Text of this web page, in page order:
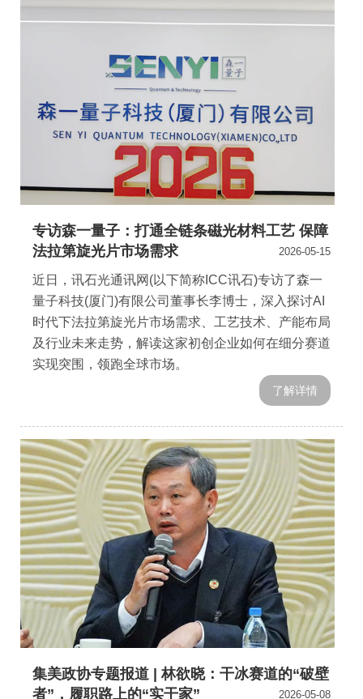
专访森一量子：打通全链条磁光材料工艺 保障
法拉第旋光片市场需求
2026-05-15
近日，讯石光通讯网(以下简称ICC讯石)专访了森一
量子科技(厦门)有限公司董事长李博士，深入探讨AI
时代下法拉第旋光片市场需求、工艺技术、产能布局
及行业未来走势，解读这家初创企业如何在细分赛道
实现突围，领跑全球市场。
了解详情
集美政协专题报道 | 林欲晓：干冰赛道的“破壁
者”，履职路上的“实干家”
2026-05-08